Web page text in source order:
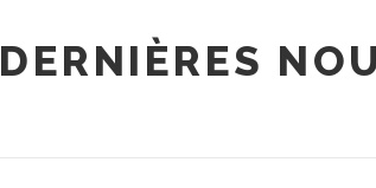
DERNIÈRES